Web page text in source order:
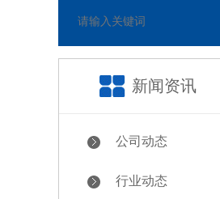
网站已正式上线[2018-05-23]
新闻资讯
公司动态
行业动态